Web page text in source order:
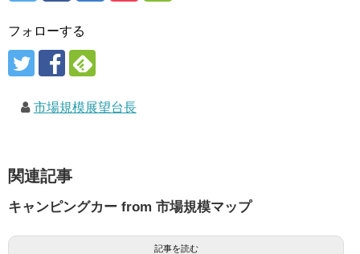
フォローする
市場規模展望台長
関連記事
キャンピングカー from 市場規模マップ
記事を読む